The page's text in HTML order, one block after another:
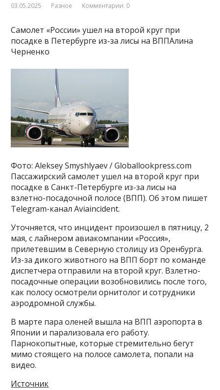
03.05.2025 Разное Комментарии: 0
Самолет «России» ушел на второй круг при
посадке в Петербурге из-за лисы на ВППАлина
Черненко
Фото: Aleksey Smyshlyaev / Globallookpress.com
Пассажирский самолет ушел на второй круг при
посадке в Санкт-Петербурге из-за лисы на
взлетно-посадочной полосе (ВПП). Об этом пишет
Telegram-канал Aviaincident.
Уточняется, что инцидент произошел в пятницу, 2
мая, с лайнером авиакомпании «Россия»,
прилетевшим в Северную столицу из Оренбурга.
Из-за дикого животного на ВПП борт по команде
диспетчера отправили на второй круг. Взлетно-
посадочные операции возобновились после того,
как полосу осмотрели орнитолог и сотрудники
аэродромной службы.
В марте пара оленей вышла на ВПП аэропорта в
Японии и парализовала его работу.
Парнокопытные, которые стремительно бегут
мимо стоящего на полосе самолета, попали на
видео.
Источник